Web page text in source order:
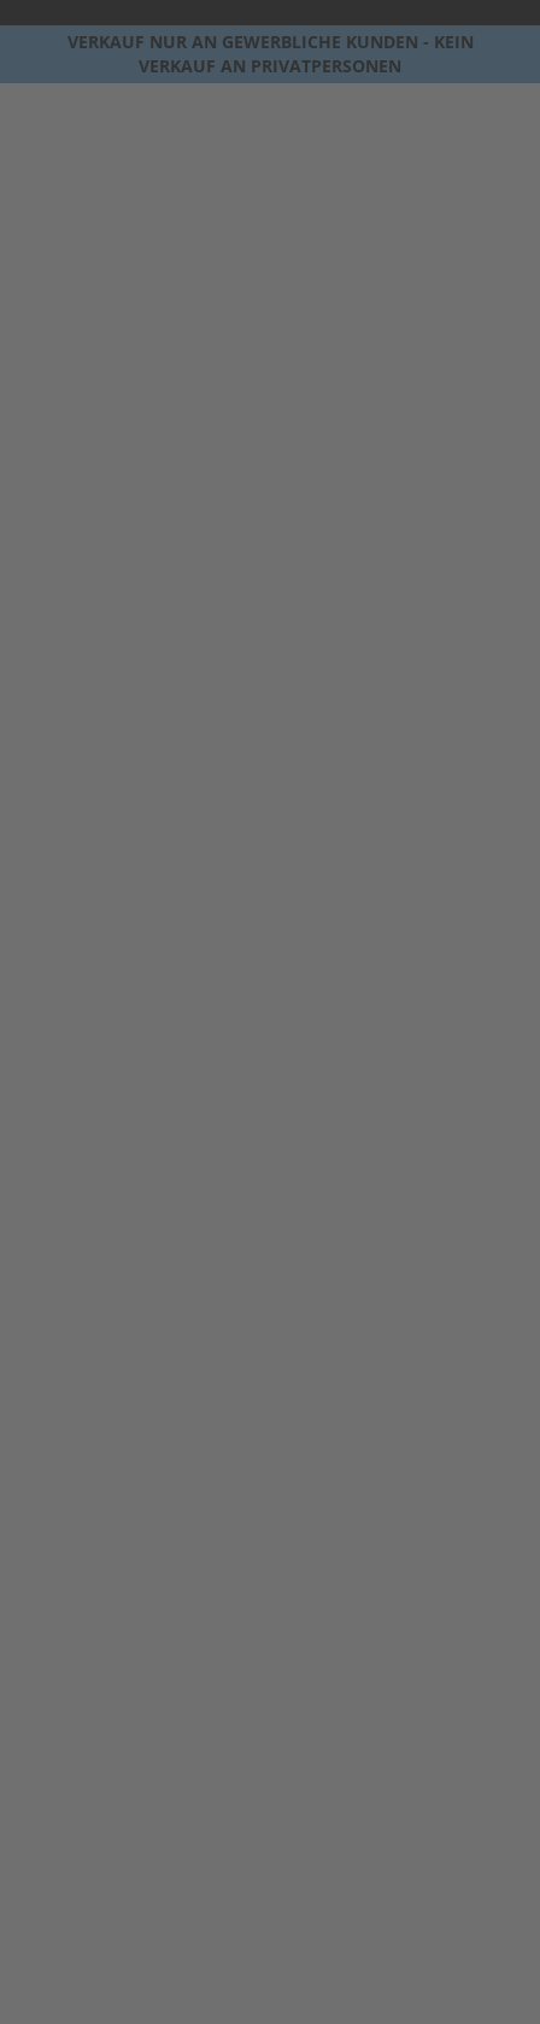
VERKAUF NUR AN GEWERBLICHE KUNDEN - KEIN
VERKAUF AN PRIVATPERSONEN